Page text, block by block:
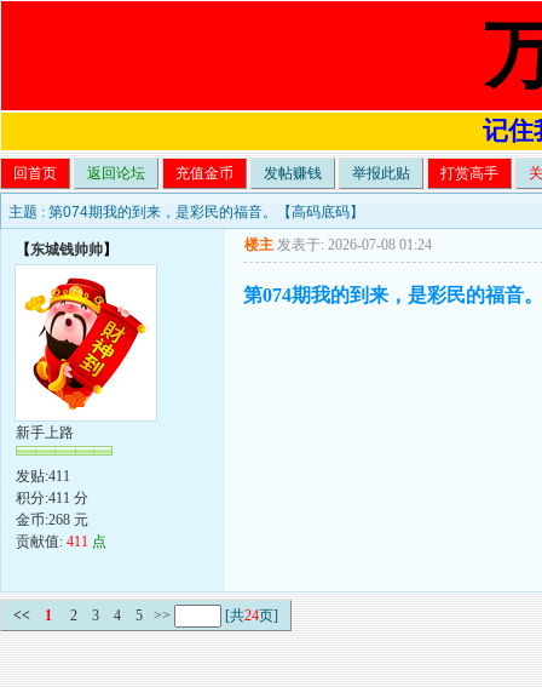
记住
回首页 返回论坛 充值金币 发帖赚钱 举报此贴 打赏高手
主题 : 第074期我的到来，是彩民的福音。【高码底码】
【东城钱帅帅】
新手上路
发贴:411
积分:411 分
金币:268 元
贡献值: 411 点
楼主 发表于: 2026-07-08 01:24
第074期我的到来，是彩民的福音
<< 1 2 3 4 5 >> [共24页]